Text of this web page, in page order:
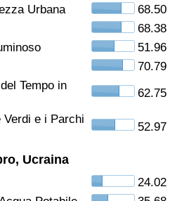
Urbana
68.50
68.38
51.96
70.79
Tempo in
62.75
Verdi e i Parchi
52.97
Ucraina
24.02
(Corrente)